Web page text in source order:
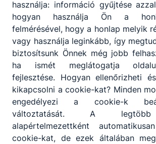
KAPCSOLÓDÓ HÍREK
használja: információ gyűjtése
hogyan használja Ön a
felmérésével, hogy a honlap melyik
vagy használja leginkább, így
biztosítsunk Önnek még jobb
ha ismét meglátogatja
fejlesztése. Hogyan ellenőrizheti
kikapcsolni a cookie-kat? Minden
engedélyezi a cookie-k
változtatását. A legtöbb
alapértelmezettként
cookie-kat, de ezek általában